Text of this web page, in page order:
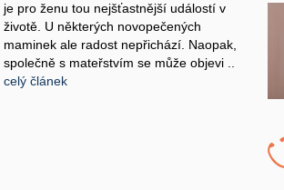
je pro ženu tou nejšťastnější událostí v
životě. U některých novopečených
maminek ale radost nepřichází. Naopak,
společně s mateřstvím se může objevi ..
celý článek